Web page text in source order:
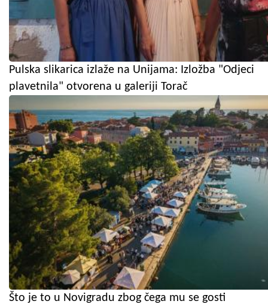
Pulska slikarica izlaže na Unijama: Izložba "Odjeci
plavetnila" otvorena u galeriji Torač
Što je to u Novigradu zbog čega mu se gosti